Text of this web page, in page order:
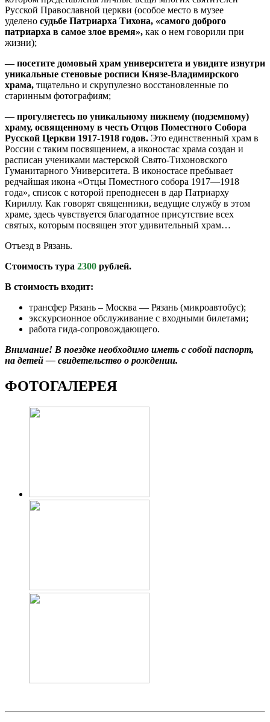
Русской Православной церкви (особое место в музее
уделено судьбе Патриарха Тихона, «самого доброго
патриарха в самое злое время», как о нем говорили при
жизни);
— посетите домовый храм университета и увидите изнутри
уникальные стеновые росписи Князе-Владимирского
храма, тщательно и скрупулезно восстановленные по
старинным фотографиям;
— прогуляетесь по уникальному нижнему (подземному)
храму, освященному в честь Отцов Поместного Собора
Русской Церкви 1917-1918 годов. Это единственный храм в
России с таким посвящением, а иконостас храма создан и
расписан учениками мастерской Свято-Тихоновского
Гуманитарного Университета. В иконостасе пребывает
редчайшая икона «Отцы Поместного собора 1917—1918
года», список с которой преподнесен в дар Патриарху
Кириллу. Как говорят священники, ведущие службу в этом
храме, здесь чувствуется благодатное присутствие всех
святых, которым посвящен этот удивительный храм…
Отъезд в Рязань.
Стоимость тура 2300 рублей.
В стоимость входит:
трансфер Рязань – Москва — Рязань (микроавтобус);
экскурсионное обслуживание с входными билетами;
работа гида-сопровождающего.
Внимание! В поездке необходимо иметь с собой паспорт,
на детей — свидетельство о рождении.
ФОТОГАЛЕРЕЯ